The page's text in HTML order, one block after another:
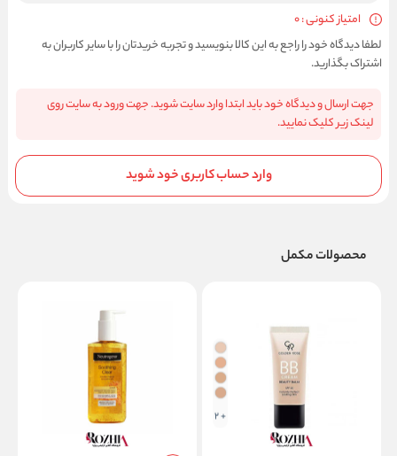
امتیاز کنونی : 0
لطفا دیدگاه خود را راجع به این کالا بنویسید و تجربه خریدتان را با سایر کاربران به
اشتراک بگذارید.
جهت ارسال و دیدگاه خود باید ابتدا وارد سایت شوید. جهت ورود به سایت روی
لینک زیر کلیک نمایید.
وارد حساب کاربری خود شوید
محصولات مکمل
+ 2